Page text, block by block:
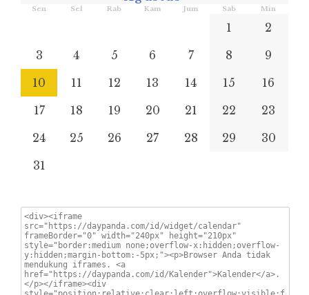
Sen Sel Rab Kam Jum Sab Min
1
2
3
4 5 6 7 8
9
10
11 12 13 14 15
16
17
18 19 20 21 22
23
24
25 26 27 28 29
30
31